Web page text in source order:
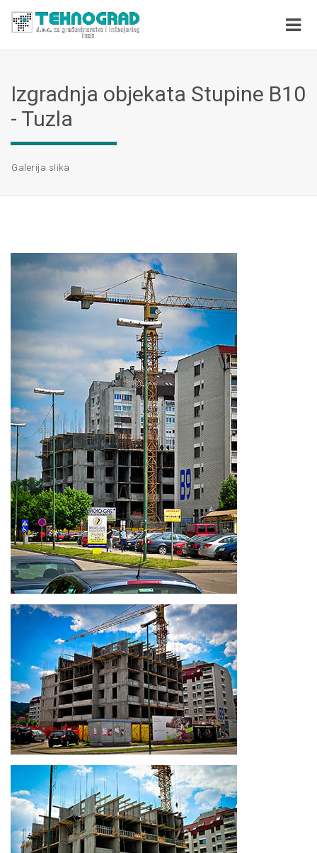
Izgradnja objekata Stupine B10
- Tuzla
Galerija slika